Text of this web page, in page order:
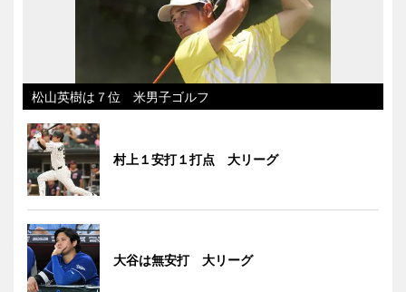
松山英樹は７位 米男子ゴルフ
村上１安打１打点 大リーグ
大谷は無安打 大リーグ